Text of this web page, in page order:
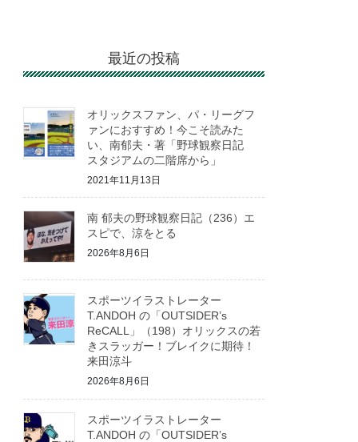
最近の投稿
オリックスファン、パ・リーグフ
ァンにおすすめ！今こそ読みた
い、南郁夫・著「野球観察日記
スタジアムの二階席から」
2021年11月13日
南 郁夫の野球観察日記（236）エ
スピで、涼をとる
2026年8月6日
スポーツイラストレーター
T.ANDOH の「OUTSIDER’s
ReCALL」（198）オリックスの若
きスラッガー！ブレイクに期待！
来田涼斗
2026年8月6日
スポーツイラストレーター
T.ANDOH の「OUTSIDER’s